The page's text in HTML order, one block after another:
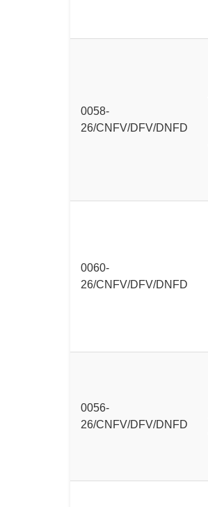
0058-
26/CNFV/DFV/DNFD
0060-
26/CNFV/DFV/DNFD
0056-
26/CNFV/DFV/DNFD